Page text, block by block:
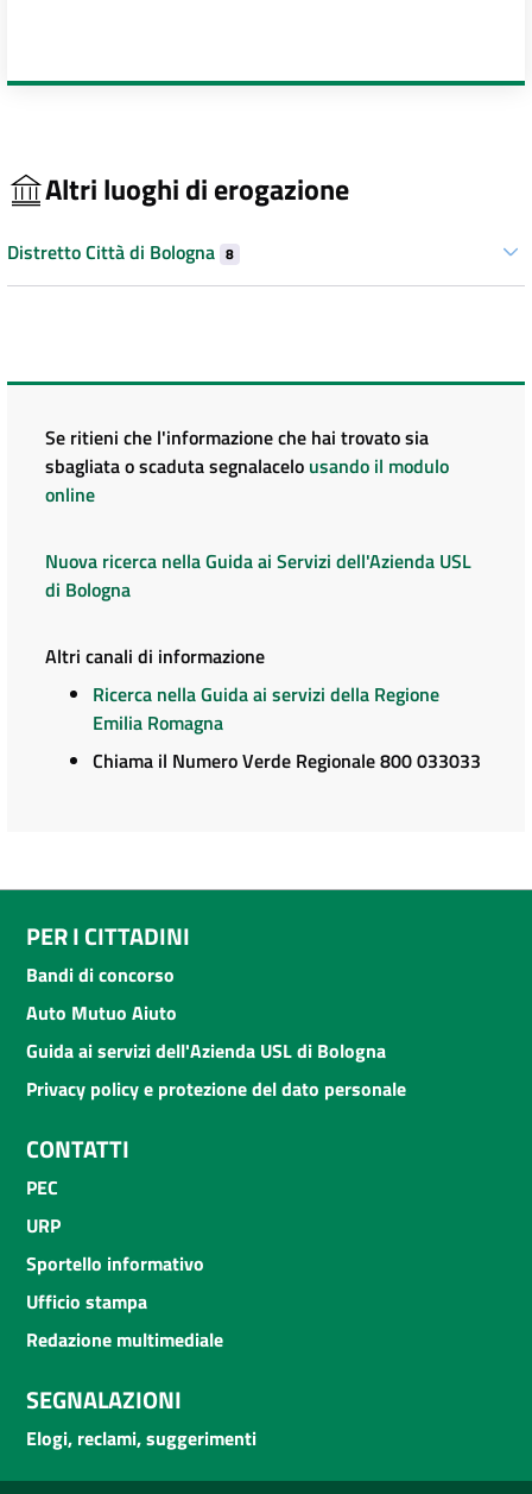
Altri luoghi di erogazione
Distretto Città di Bologna 8
Se ritieni che l'informazione che hai trovato sia
sbagliata o scaduta segnalacelo usando il modulo
online
Nuova ricerca nella Guida ai Servizi dell'Azienda USL
di Bologna
Altri canali di informazione
Ricerca nella Guida ai servizi della Regione
Emilia Romagna
Chiama il Numero Verde Regionale 800 033033
PER I CITTADINI
Bandi di concorso
Auto Mutuo Aiuto
Guida ai servizi dell'Azienda USL di Bologna
Privacy policy e protezione del dato personale
CONTATTI
PEC
URP
Sportello informativo
Ufficio stampa
Redazione multimediale
SEGNALAZIONI
Elogi, reclami, suggerimenti